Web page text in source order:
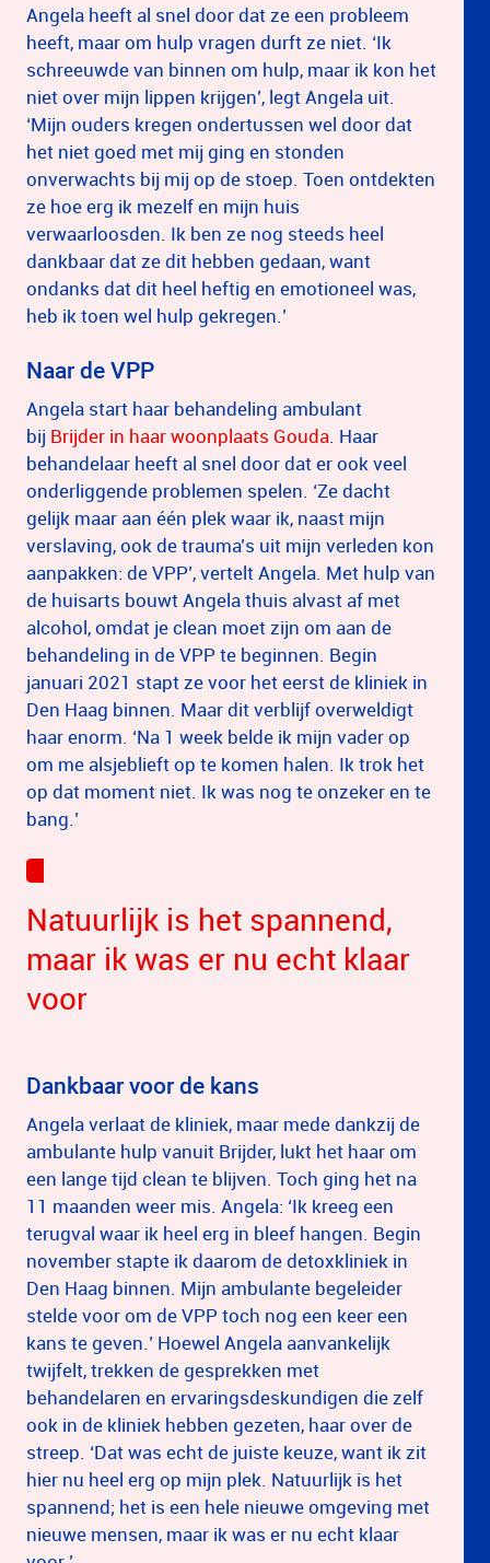
Angela heeft al snel door dat ze een probleem
heeft, maar om hulp vragen durft ze niet. ‘Ik
schreeuwde van binnen om hulp, maar ik kon het
niet over mijn lippen krijgen’, legt Angela uit.
‘Mijn ouders kregen ondertussen wel door dat
het niet goed met mij ging en stonden
onverwachts bij mij op de stoep. Toen ontdekten
ze hoe erg ik mezelf en mijn huis
verwaarloosden. Ik ben ze nog steeds heel
dankbaar dat ze dit hebben gedaan, want
ondanks dat dit heel heftig en emotioneel was,
heb ik toen wel hulp gekregen.’
Naar de VPP
Angela start haar behandeling ambulant
bij Brijder in haar woonplaats Gouda. Haar
behandelaar heeft al snel door dat er ook veel
onderliggende problemen spelen. ‘Ze dacht
gelijk maar aan één plek waar ik, naast mijn
verslaving, ook de trauma’s uit mijn verleden kon
aanpakken: de VPP’, vertelt Angela. Met hulp van
de huisarts bouwt Angela thuis alvast af met
alcohol, omdat je clean moet zijn om aan de
behandeling in de VPP te beginnen. Begin
januari 2021 stapt ze voor het eerst de kliniek in
Den Haag binnen. Maar dit verblijf overweldigt
haar enorm. ‘Na 1 week belde ik mijn vader op
om me alsjeblieft op te komen halen. Ik trok het
op dat moment niet. Ik was nog te onzeker en te
bang.’
Natuurlijk is het spannend,
maar ik was er nu echt klaar
voor
Dankbaar voor de kans
Angela verlaat de kliniek, maar mede dankzij de
ambulante hulp vanuit Brijder, lukt het haar om
een lange tijd clean te blijven. Toch ging het na
11 maanden weer mis. Angela: ‘Ik kreeg een
terugval waar ik heel erg in bleef hangen. Begin
november stapte ik daarom de detoxkliniek in
Den Haag binnen. Mijn ambulante begeleider
stelde voor om de VPP toch nog een keer een
kans te geven.’ Hoewel Angela aanvankelijk
twijfelt, trekken de gesprekken met
behandelaren en ervaringsdeskundigen die zelf
ook in de kliniek hebben gezeten, haar over de
streep. ‘Dat was echt de juiste keuze, want ik zit
hier nu heel erg op mijn plek. Natuurlijk is het
spannend; het is een hele nieuwe omgeving met
nieuwe mensen, maar ik was er nu echt klaar